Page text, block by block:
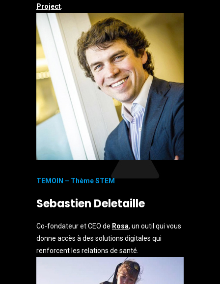
Project
TEMOIN – Thème STEM
Sebastien Deletaille
Co-fondateur et CEO de Rosa, un outil qui vous
donne accès à des solutions digitales qui
renforcent les relations de santé.